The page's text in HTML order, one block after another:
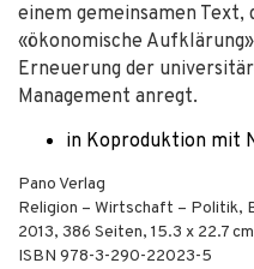
einem gemeinsamen
«ökonomische
Erneuerung der
Management anregt.
in Koproduktion mit
Pano Verlag
Religion – Wirtschaft – Politik,
2013, 386 Seiten, 15.3 x 22.7
ISBN 978-3-290-22023-5